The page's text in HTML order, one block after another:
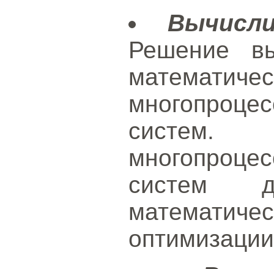
Решение
систем